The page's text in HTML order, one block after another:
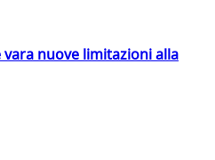
nuove limitazioni alla